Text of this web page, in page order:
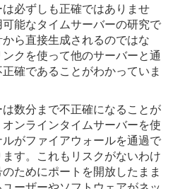
必ずしも正確ではありませ
能なタイムサーバーの研究で
ら直接生成されるのではな
クを使って他のサーバーと通
確であることがわかっていま
数分まで不正確になることが
ンラインタイムサーバーを使
がファイアウォールを通過で
す。これもリスクがないわけ
ためにポートを開放したまま